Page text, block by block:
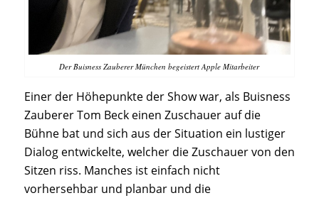
Der Buisness Zauberer München begeistert Apple Mitarbeiter
Einer der Höhepunkte der Show war, als Buisness
Zauberer Tom Beck einen Zuschauer auf die
Bühne bat und sich aus der Situation ein lustiger
Dialog entwickelte, welcher die Zuschauer von den
Sitzen riss. Manches ist einfach nicht
vorhersehbar und planbar und die